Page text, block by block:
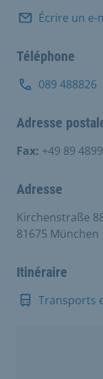
Écrire un e-
Téléphone
089 488826
Adresse
Fax: +49 89
Adresse
Kirchenstraße
81675 München
Itinéraire
Transports